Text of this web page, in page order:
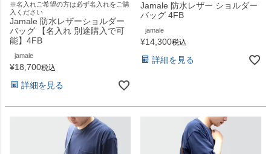
※名入れご希望の方は必ず名入れをご購
入ください
Jamale 防水レザーショルダー
バッグ 【名入れ 別途購入で可
能】4FB
jamale
¥18,700税込
詳細を見る
Jamale 防水レザー ショルダー
バッグ 4FB
jamale
¥14,300税込
詳細を見る